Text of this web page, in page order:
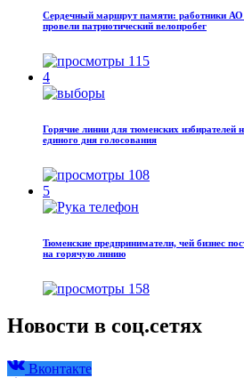
Сердечный маршрут памяти: работники АО
провели патриотический велопробег
115
4
Горячие линии для тюменских избирателей
единого дня голосования
108
5
Тюменские предприниматели, чей бизнес
на горячую линию
158
Новости в соц.сетях
Вконтакте